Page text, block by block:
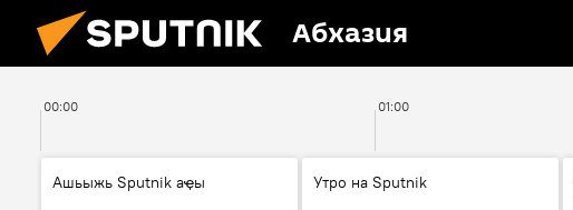
Абхазия
00:00 01:00
Ашьыжь Sputnik аҿы Утро на Sputnik